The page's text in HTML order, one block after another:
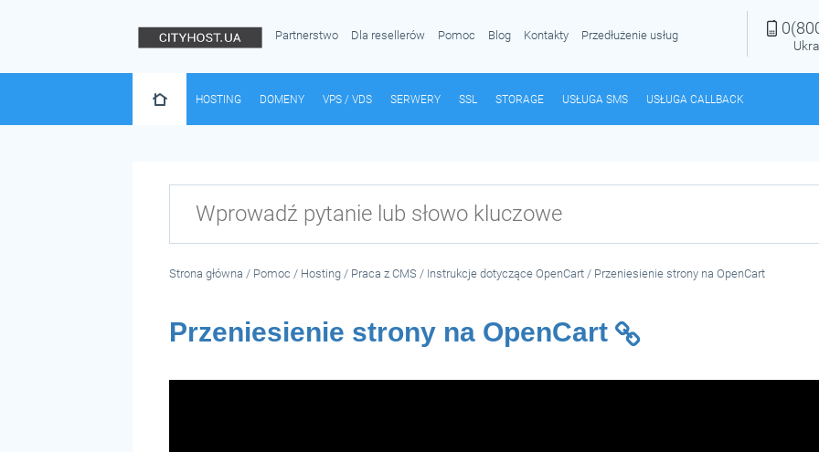
Partnerstwo Dla resellerów Pomoc Blog Kontakty Przedłużenie usług
HOSTING DOMENY VPS / VDS SERWERY SSL STORAGE USŁUGA SMS USŁUGA CALLBACK
Strona główna / Pomoc / Hosting/ Praca z CMS/ Instrukcje dotyczące OpenCart/ Przeniesienie strony na OpenCart
Przeniesienie strony na OpenCart